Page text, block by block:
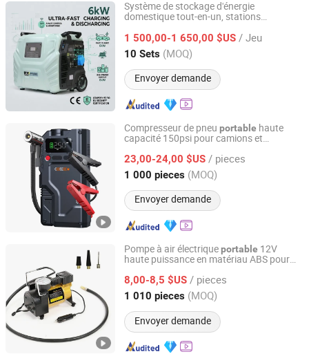
Système de stockage d'énergie
domestique tout-en-un, stations
domestique
1 500,00-1 650,00 $US / Jeu
10 Sets (MOQ)
Envoyer demande
Suzhou Drivelong Intelligence Technology Co., Ltd.
Jiangsu, China Depuis 2017
Compresseur de pneu portable haute
capacité 150psi pour camions et
23,00-24,00 $US / pieces
1 000 pieces (MOQ)
Envoyer demande
Ningbo Lanhai Technology Co., Ltd
Zhejiang, China Depuis 2020
Pompe à air électriqueportable 12V
haute puissance en matériau ABS pour
pour petites voitures et automobiles
8,00-8,5 $US / pieces
1 010 pieces (MOQ)
Envoyer demande
Ningbo Lanhai Technology Co., Ltd
Zhejiang, China Depuis 2020